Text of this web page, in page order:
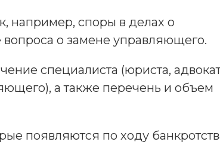
например, споры в делах о
о замене управляющего.
специалиста (юриста,
а также перечень и объем
появляются по ходу